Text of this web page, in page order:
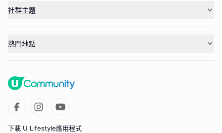
社群主題
熱門地點
下載 U Lifestyle應用程式